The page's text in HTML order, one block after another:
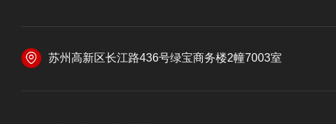
苏州高新区长江路436号绿宝商务楼2幢7003室